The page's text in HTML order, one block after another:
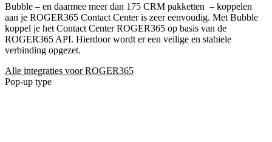
Bubble – en daarmee meer dan 175 CRM pakketten – koppelen
aan je ROGER365 Contact Center is zeer eenvoudig. Met Bubble
koppel je het Contact Center ROGER365 op basis van de
ROGER365 API. Hierdoor wordt er een veilige en stabiele
verbinding opgezet.
Alle integraties voor ROGER365
Pop-up type